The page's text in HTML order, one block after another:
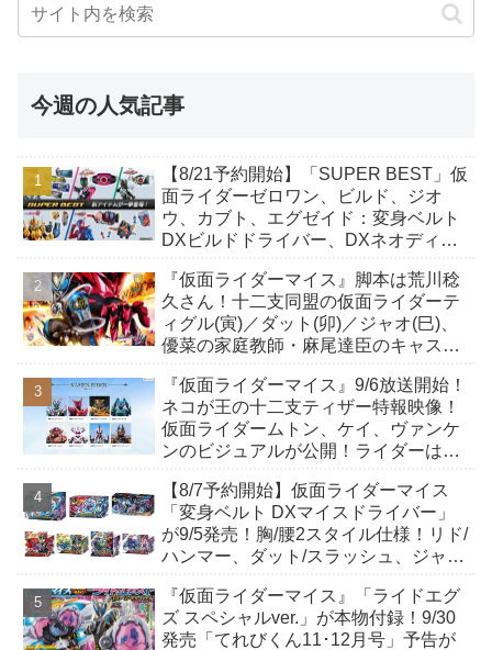
今週の人気記事
【8/21予約開始】「SUPER BEST」仮
面ライダーゼロワン、ビルド、ジオ
ウ、カブト、エグゼイド：変身ベルト
DXビルドドライバー、DXネオディケ
か12点！
『仮面ライダーマイス』脚本は荒川稔
久さん！十二支同盟の仮面ライダーテ
ィグル(寅)／ダット(卯)／ジャオ(巳)、
優菜の家庭教師・麻尾達臣のキャスト
んも変身！
『仮面ライダーマイス』9/6放送開始！
ネコが王の十二支ティザー特報映像！
仮面ライダームトン、ケイ、ヴァンケ
ンのビジュアルが公開！ライダーは子
【8/7予約開始】仮面ライダーマイス
「変身ベルト DXマイスドライバー」
が9/5発売！胸/腰2スタイル仕様！リド/
ハンマー、ダット/スラッシュ、ジャ
クルも！
『仮面ライダーマイス』「ライドエグ
ズ スペシャルver.」が本物付録！9/30
発売「てれびくん11･12月号」予告が